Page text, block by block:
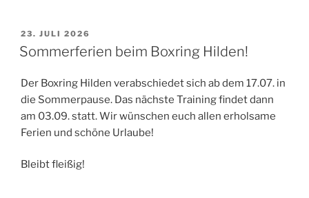
VERÖFFENTLICHT
AM
23. JULI 2026
Sommerferien beim Boxring Hilden!
Der Boxring Hilden verabschiedet sich ab dem 17.07. in
die Sommerpause. Das nächste Training findet dann
am 03.09. statt. Wir wünschen euch allen erholsame
Ferien und schöne Urlaube!
Bleibt fleißig!